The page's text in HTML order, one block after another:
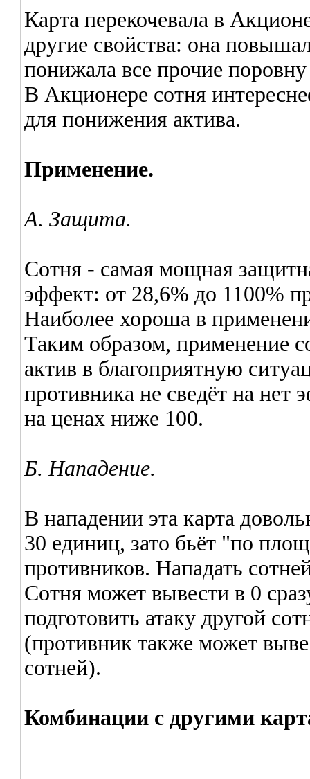
Карта перекочевала в
другие свойства: она
понижала все прочие
В Акционере сотня
для понижения актива.
Применение.
А. Защита.
Сотня - самая мощная
эффект: от 28,6% до 1100%
Наиболее хороша в
Таким образом, применение
актив в благоприятную
противника не сведёт на нет
на ценах ниже 100.
Б. Нападение.
В нападении эта карта
30 единиц, зато бьёт "по
противников. Нападать
Сотня может вывести в 0
подготовить атаку другой
(противник также может
сотней).
Комбинации с другими